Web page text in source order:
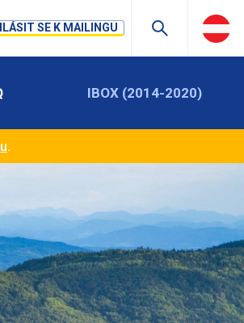
SE K MAILINGU
IBOX (2014-2020)
.